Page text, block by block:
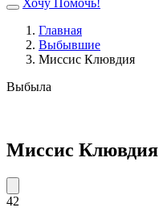
Хочу Помочь!
Главная
Выбывшие
Миссис Клювдия
Выбыла
Миссис Клювдия
42